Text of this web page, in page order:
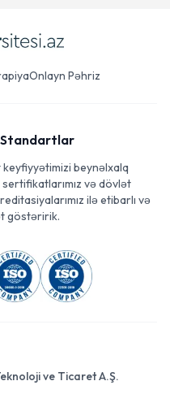
Onlayn Pəhriz
beynəlxalq
və dövlət
ilə etibarlı və
göstəririk.
ve Ticaret A.Ş.